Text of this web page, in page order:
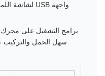
سهل الحمل والتركيب